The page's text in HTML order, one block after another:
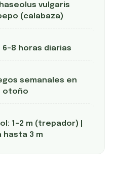
vulgaris
(calabaza)
6–8 horas diarias
semanales en
otoño
1–2 m (trepador) |
hasta 3 m